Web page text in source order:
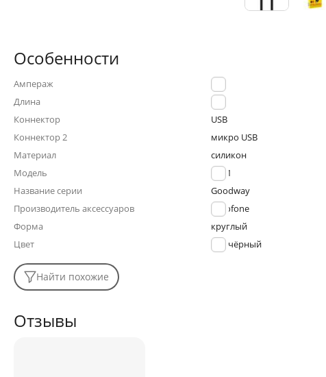
Особенности
Ампераж
2.4A
Длина
1.0м
Коннектор
USB
Коннектор 2
микро USB
Материал
силикон
Модель
BX81
Название серии
Goodway
Производитель аксессуаров
Borofone
Форма
круглый
Цвет
чёрный
Найти похожие
Отзывы